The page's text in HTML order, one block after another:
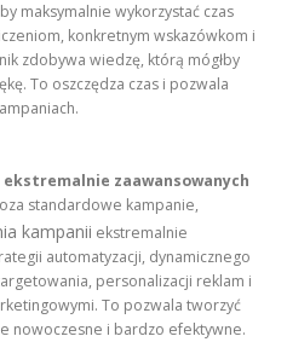
maksymalnie wykorzystać czas
konkretnym wskazówkom i
zdobywa wiedzę, którą mógłby
To oszczędza czas i pozwala
zaawansowanych
standardowe kampanie,
kampanii ekstremalnie
automatyzacji, dynamicznego
personalizacji reklam i
To pozwala tworzyć
nowoczesne i bardzo efektywne.